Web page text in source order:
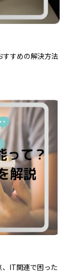
すめの解決方法
IT関連で困った